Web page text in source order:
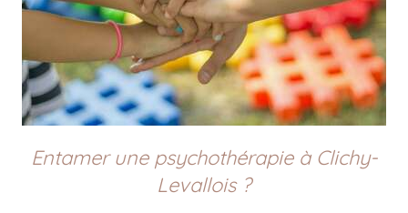
Entamer une psychothérapie à Clichy-
Levallois ?